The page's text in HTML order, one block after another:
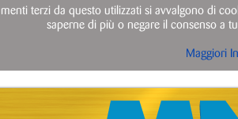
terzi da questo utilizzati si avvalgono di
saperne di più o negare il consenso a
Maggiori